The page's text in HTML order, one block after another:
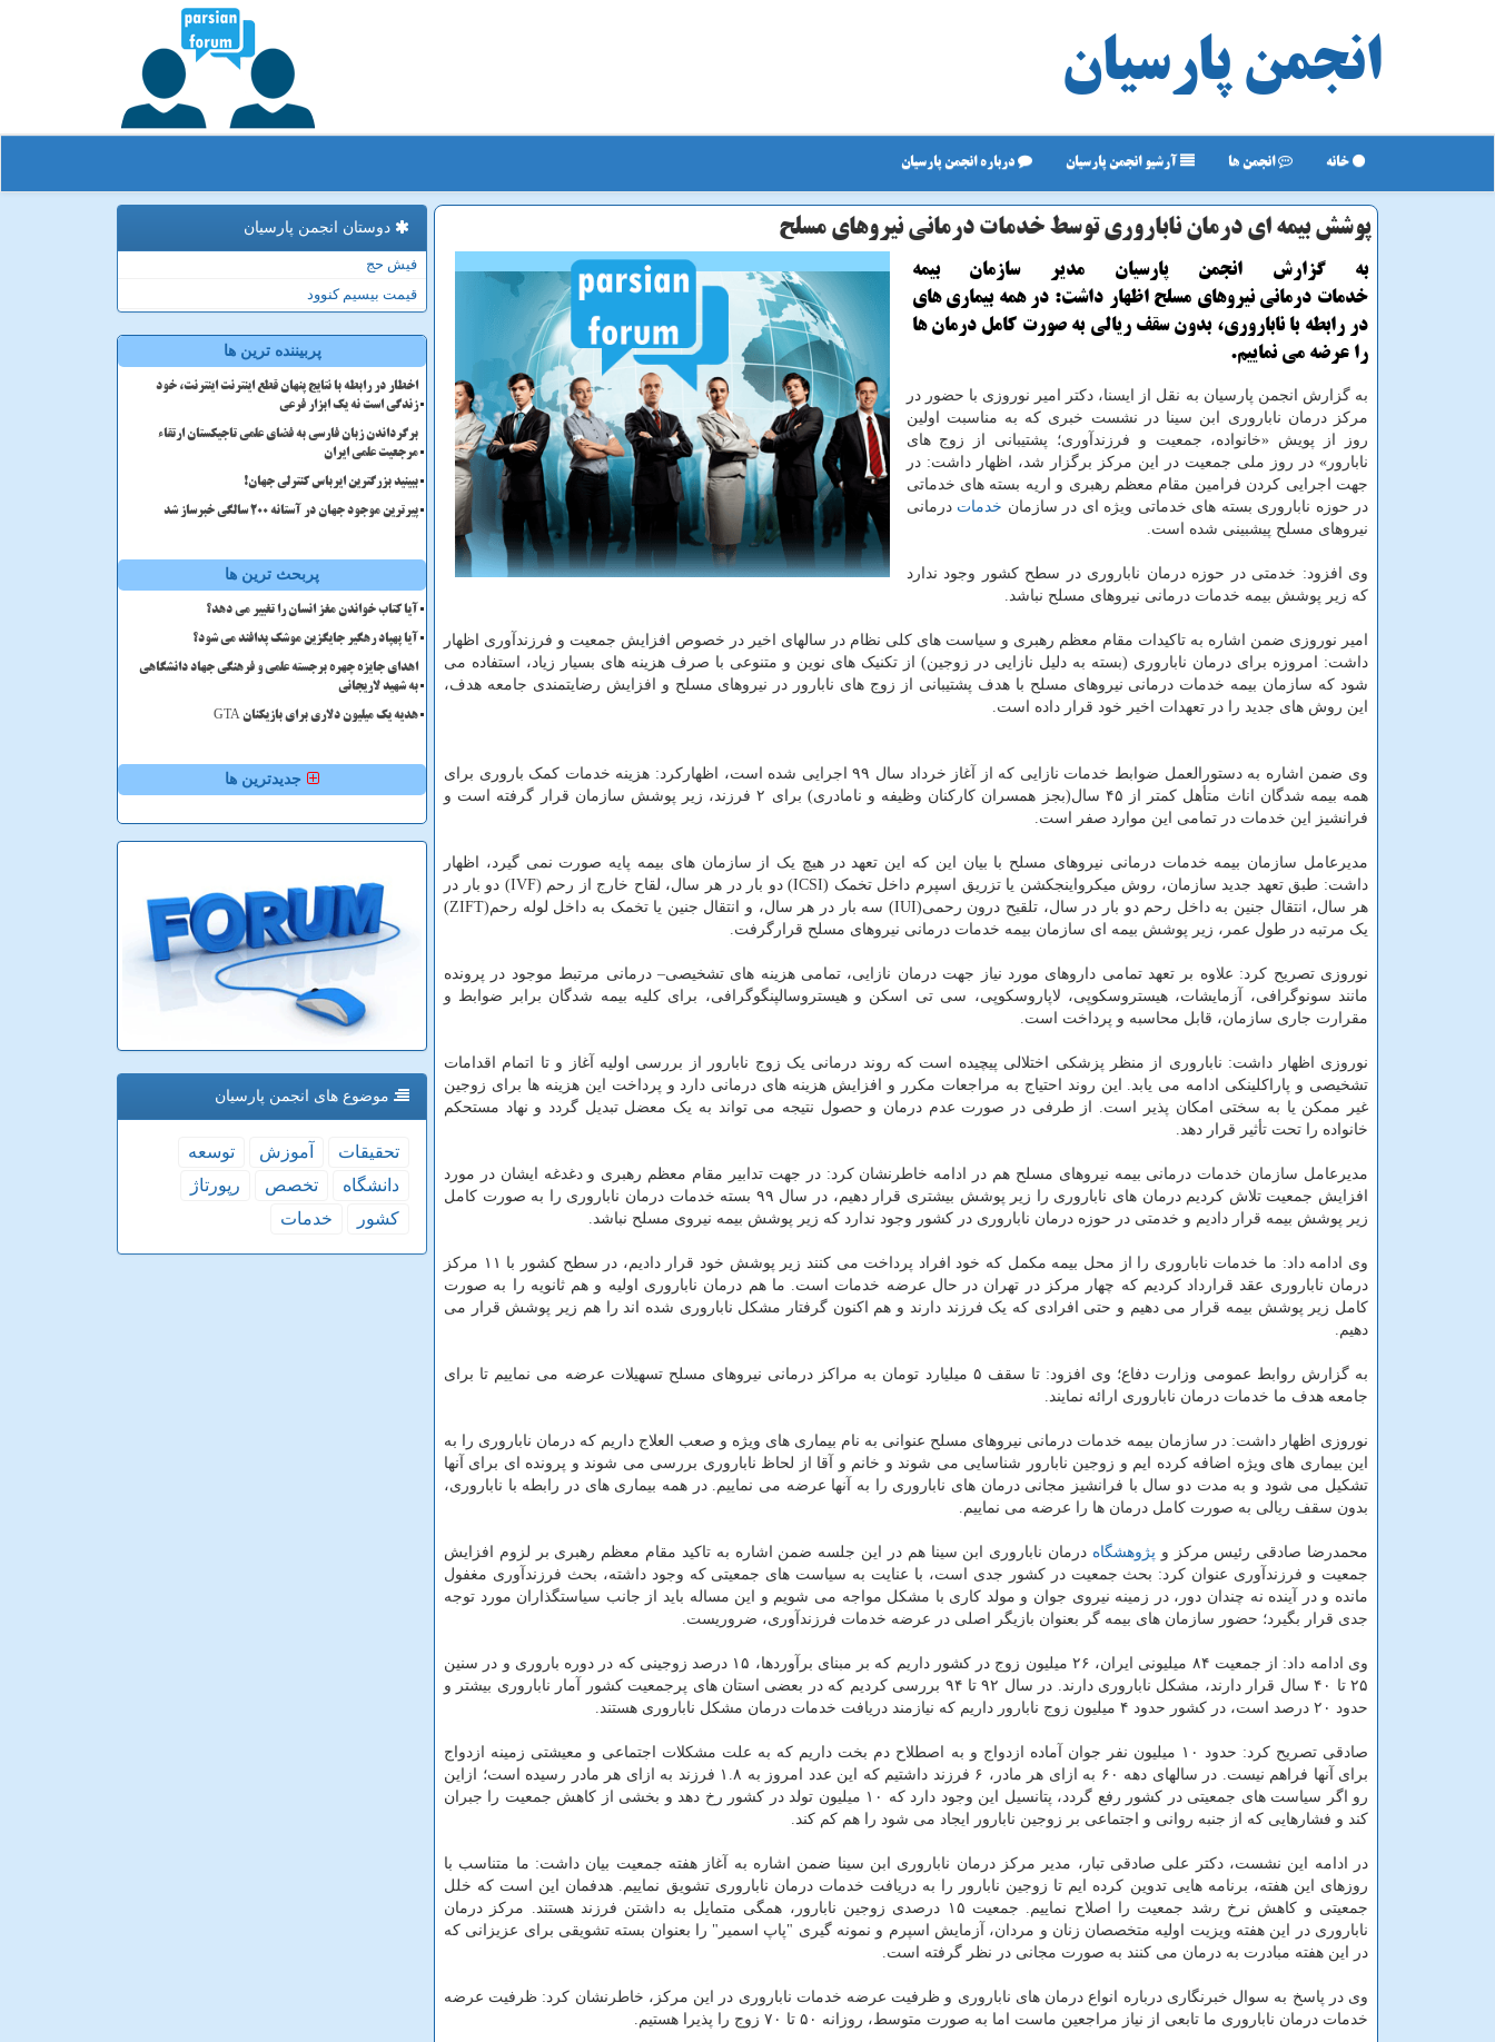
انجمن پارسیان
خانه انجمن ها آرشیو انجمن پارسیان درباره انجمن پارسیان
پوشش بیمه ای درمان ناباروری توسط خدمات درمانی نیروهای مسلح
به گزارش انجمن پارسیان مدیر سازمان بیمه
خدمات درمانی نیروهای مسلح اظهار داشت: در همه بیماری های
در رابطه با ناباروری، بدون سقف ریالی به صورت کامل درمان ها
را عرضه می نماییم.
به گزارش انجمن پارسیان به نقل از ایسنا، دکتر امیر نوروزی با حضور در
مرکز درمان ناباروری ابن سینا در نشست خبری که به مناسبت اولین
روز از پویش «خانواده، جمعیت و فرزندآوری؛ پشتیبانی از زوج های
نابارور» در روز ملی جمعیت در این مرکز برگزار شد، اظهار داشت: در
جهت اجرایی کردن فرامین مقام معظم رهبری و اریه بسته های خدماتی
در حوزه ناباروری بسته های خدماتی ویژه ای در سازمان خدمات درمانی
نیروهای مسلح پیشبینی شده است.
وی افزود: خدمتی در حوزه درمان ناباروری در سطح کشور وجود ندارد
که زیر پوشش بیمه خدمات درمانی نیروهای مسلح نباشد.
امیر نوروزی ضمن اشاره به تاکیدات مقام معظم رهبری و سیاست های کلی نظام در سالهای اخیر در خصوص افزایش جمعیت و فرزندآوری اظهار
داشت: امروزه برای درمان ناباروری (بسته به دلیل نازایی در زوجین) از تکنیک های نوین و متنوعی با صرف هزینه های بسیار زیاد، استفاده می
شود که سازمان بیمه خدمات درمانی نیروهای مسلح با هدف پشتیبانی از زوج های نابارور در نیروهای مسلح و افزایش رضایتمندی جامعه هدف،
این روش های جدید را در تعهدات اخیر خود قرار داده است.
وی ضمن اشاره به دستورالعمل ضوابط خدمات نازایی که از آغاز خرداد سال ۹۹ اجرایی شده است، اظهارکرد: هزینه خدمات کمک باروری برای
همه بیمه شدگان اناث متأهل کمتر از ۴۵ سال(بجز همسران کارکنان وظیفه و نامادری) برای ۲ فرزند، زیر پوشش سازمان قرار گرفته است و
فرانشیز این خدمات در تمامی این موارد صفر است.
مدیرعامل سازمان بیمه خدمات درمانی نیروهای مسلح با بیان این که این تعهد در هیچ یک از سازمان های بیمه پایه صورت نمی گیرد، اظهار
داشت: طبق تعهد جدید سازمان، روش میکرواینجکشن یا تزریق اسپرم داخل تخمک (ICSI) دو بار در هر سال، لقاح خارج از رحم (IVF) دو بار در
هر سال، انتقال جنین به داخل رحم دو بار در سال، تلقیح درون رحمی(IUI) سه بار در هر سال، و انتقال جنین یا تخمک به داخل لوله رحم(ZIFT)
یک مرتبه در طول عمر، زیر پوشش بیمه ای سازمان بیمه خدمات درمانی نیروهای مسلح قرارگرفت.
نوروزی تصریح کرد: علاوه بر تعهد تمامی داروهای مورد نیاز جهت درمان نازایی، تمامی هزینه های تشخیصی– درمانی مرتبط موجود در پرونده
مانند سونوگرافی، آزمایشات، هیستروسکوپی، لاپاروسکوپی، سی تی اسکن و هیستروسالپنگوگرافی، برای کلیه بیمه شدگان برابر ضوابط و
مقرارت جاری سازمان، قابل محاسبه و پرداخت است.
نوروزی اظهار داشت: ناباروری از منظر پزشکی اختلالی پیچیده است که روند درمانی یک زوج نابارور از بررسی اولیه آغاز و تا اتمام اقدامات
تشخیصی و پاراکلینکی ادامه می یابد. این روند احتیاج به مراجعات مکرر و افزایش هزینه های درمانی دارد و پرداخت این هزینه ها برای زوجین
غیر ممکن یا به سختی امکان پذیر است. از طرفی در صورت عدم درمان و حصول نتیجه می تواند به یک معضل تبدیل گردد و نهاد مستحکم
خانواده را تحت تأثیر قرار دهد.
مدیرعامل سازمان خدمات درمانی بیمه نیروهای مسلح هم در ادامه خاطرنشان کرد: در جهت تدابیر مقام معظم رهبری و دغدغه ایشان در مورد
افزایش جمعیت تلاش کردیم درمان های ناباروری را زیر پوشش بیشتری قرار دهیم، در سال ۹۹ بسته خدمات درمان ناباروری را به صورت کامل
زیر پوشش بیمه قرار دادیم و خدمتی در حوزه درمان ناباروری در کشور وجود ندارد که زیر پوشش بیمه نیروی مسلح نباشد.
وی ادامه داد: ما خدمات ناباروری را از محل بیمه مکمل که خود افراد پرداخت می کنند زیر پوشش خود قرار دادیم، در سطح کشور با ۱۱ مرکز
درمان ناباروری عقد قرارداد کردیم که چهار مرکز در تهران در حال عرضه خدمات است. ما هم درمان ناباروری اولیه و هم ثانویه را به صورت
کامل زیر پوشش بیمه قرار می دهیم و حتی افرادی که یک فرزند دارند و هم اکنون گرفتار مشکل ناباروری شده اند را هم زیر پوشش قرار می
دهیم.
به گزارش روابط عمومی وزارت دفاع؛ وی افزود: تا سقف ۵ میلیارد تومان به مراکز درمانی نیروهای مسلح تسهیلات عرضه می نماییم تا برای
جامعه هدف ما خدمات درمان ناباروری ارائه نمایند.
نوروزی اظهار داشت: در سازمان بیمه خدمات درمانی نیروهای مسلح عنوانی به نام بیماری های ویژه و صعب العلاج داریم که درمان ناباروری را به
این بیماری های ویژه اضافه کرده ایم و زوجین نابارور شناسایی می شوند و خانم و آقا از لحاظ ناباروری بررسی می شوند و پرونده ای برای آنها
تشکیل می شود و به مدت دو سال با فرانشیز مجانی درمان های ناباروری را به آنها عرضه می نماییم. در همه بیماری های در رابطه با ناباروری،
بدون سقف ریالی به صورت کامل درمان ها را عرضه می نماییم.
محمدرضا صادقی رئیس مرکز و پژوهشگاه درمان ناباروری ابن سینا هم در این جلسه ضمن اشاره به تاکید مقام معظم رهبری بر لزوم افزایش
جمعیت و فرزندآوری عنوان کرد: بحث جمعیت در کشور جدی است، با عنایت به سیاست های جمعیتی که وجود داشته، بحث فرزندآوری مغفول
مانده و در آینده نه چندان دور، در زمینه نیروی جوان و مولد کاری با مشکل مواجه می شویم و این مساله باید از جانب سیاستگذاران مورد توجه
جدی قرار بگیرد؛ حضور سازمان های بیمه گر بعنوان بازیگر اصلی در عرضه خدمات فرزندآوری، ضروریست.
وی ادامه داد: از جمعیت ۸۴ میلیونی ایران، ۲۶ میلیون زوج در کشور داریم که بر مبنای برآوردها، ۱۵ درصد زوجینی که در دوره باروری و در سنین
۲۵ تا ۴۰ سال قرار دارند، مشکل ناباروری دارند. در سال ۹۲ تا ۹۴ بررسی کردیم که در بعضی استان های پرجمعیت کشور آمار ناباروری بیشتر و
حدود ۲۰ درصد است، در کشور حدود ۴ میلیون زوج نابارور داریم که نیازمند دریافت خدمات درمان مشکل ناباروری هستند.
صادقی تصریح کرد: حدود ۱۰ میلیون نفر جوان آماده ازدواج و به اصطلاح دم بخت داریم که به علت مشکلات اجتماعی و معیشتی زمینه ازدواج
برای آنها فراهم نیست. در سالهای دهه ۶۰ به ازای هر مادر، ۶ فرزند داشتیم که این عدد امروز به ۱.۸ فرزند به ازای هر مادر رسیده است؛ ازاین
رو اگر سیاست های جمعیتی در کشور رفع گردد، پتانسیل این وجود دارد که ۱۰ میلیون تولد در کشور رخ دهد و بخشی از کاهش جمعیت را جبران
کند و فشارهایی که از جنبه روانی و اجتماعی بر زوجین نابارور ایجاد می شود را هم کم کند.
در ادامه این نشست، دکتر علی صادقی تبار، مدیر مرکز درمان ناباروری ابن سینا ضمن اشاره به آغاز هفته جمعیت بیان داشت: ما متناسب با
روزهای این هفته، برنامه هایی تدوین کرده ایم تا زوجین نابارور را به دریافت خدمات درمان ناباروری تشویق نماییم. هدفمان این است که خلل
جمعیتی و کاهش نرخ رشد جمعیت را اصلاح نماییم. جمعیت ۱۵ درصدی زوجین نابارور، همگی متمایل به داشتن فرزند هستند. مرکز درمان
ناباروری در این هفته ویزیت اولیه متخصصان زنان و مردان، آزمایش اسپرم و نمونه گیری "پاپ اسمیر" را بعنوان بسته تشویقی برای عزیزانی که
در این هفته مبادرت به درمان می کنند به صورت مجانی در نظر گرفته است.
وی در پاسخ به سوال خبرنگاری درباره انواع درمان های ناباروری و ظرفیت عرضه خدمات ناباروری در این مرکز، خاطرنشان کرد: ظرفیت عرضه
خدمات درمان ناباروری ما تابعی از نیاز مراجعین ماست اما به صورت متوسط، روزانه ۵۰ تا ۷۰ زوج را پذیرا هستیم.
دوستان انجمن پارسیان
فیش حج
قیمت بیسیم کنوود
پربیننده ترین ها
اخطار در رابطه با نتایج پنهان قطع اینترنت اینترنت، خود
زندگی است نه یک ابزار فرعی
برگرداندن زبان فارسی به فضای علمی تاجیکستان ارتقاء
مرجعیت علمی ایران
ببینید بزرگترین ایرباس کنترلی جهان!
پیرترین موجود جهان در آستانه ۲۰۰ سالگی خبرساز شد
پربحث ترین ها
آیا کتاب خواندن مغز انسان را تغییر می دهد؟
آیا پهپاد رهگیر جایگزین موشک پدافند می شود؟
اهدای جایزه چهره برجسته علمی و فرهنگی جهاد دانشگاهی
به شهید لاریجانی
هدیه یک میلیون دلاری برای بازیکنان GTA
جدیدترین ها
موضوع های انجمن پارسیان
تحقیقات آموزش
توسعه
دانشگاه
تخصص
رپورتاژ
كشور
خدمات